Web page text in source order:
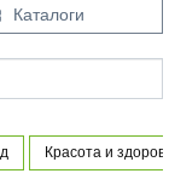
Каталоги
Красота и